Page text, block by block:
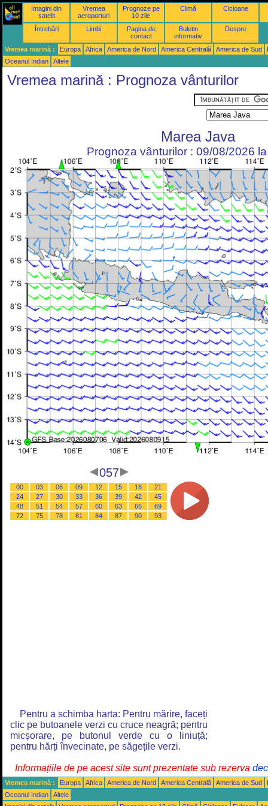
Imagini din
satelit
Vremea
aeroporturi
Prognoze pe
10 zile
Climă Cicloane
Întrebări Limbi
Pagina de
contact
Buletin
informativ
Despre
Vremea marină : Europa Africa America de Nord America Centrală America de Sud
Oceanul Indian
Altele
Vremea marină : Prognoza vânturilor
Marea Java
Prognoza vânturilor : 09/08/2026
057
00 03 06 09 12 15 18
21
24
27 30 33 36 39 42
45
48
51 54 57 60 63 66
69
72
75 78 81 84 87 90 93
Pentru a schimba harta: Pentru mărire, faceți
clic pe butoanele verzi cu cruce neagră; pentru
micșorare, pe butonul verde cu o liniuță;
pentru hărți învecinate, pe săgețile verzi.
Informațiile de pe acest site sunt prezentate sub rezerva
Vremea marină : Europa Africa America de Nord America Centrală America de Sud
Oceanul Indian
Altele